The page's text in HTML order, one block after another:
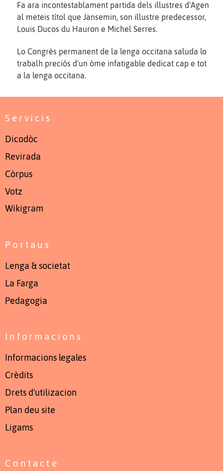
Fa ara incontestablament partida dels illustres d'Agen
al meteis títol que Jansemin, son illustre predecessor,
Louis Ducos du Hauron e Michel Serres.
Lo Congrès permanent de la lenga occitana saluda lo
trabalh preciós d'un òme infatigable dedicat cap e tot
a la lenga occitana.
Servicis
Dicodòc
Revirada
Còrpus
Votz
Wikigram
Portaus
Lenga & societat
La Farga
Pedagogia
Informacions
Informacions legales
Crèdits
Drets d'utilizacion
Plan deu site
Ligams
Contacte